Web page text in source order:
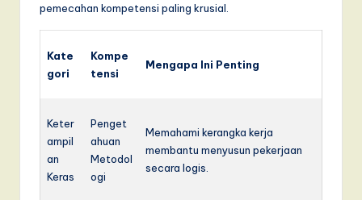
pemecahan kompetensi paling krusial.
Kate
gori
Kompe
tensi
Mengapa Ini Penting
Keter
ampil
an
Keras
Penget
ahuan
Metodol
ogi
Memahami kerangka kerja
membantu menyusun pekerjaan
secara logis.